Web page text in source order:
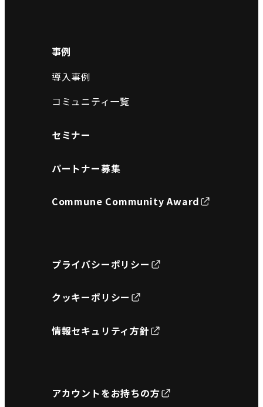
事例
導入事例
コミュニティ一覧
セミナー
パートナー募集
Commune Community Award
プライバシーポリシー
クッキーポリシー
情報セキュリティ方針
アカウントをお持ちの方